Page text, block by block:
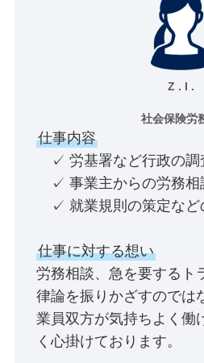
Z . I .
社会保険労
仕事内容
✓ 労基署など行政の調
✓ 事業主からの労務相
✓ 就業規則の策定など
仕事に対する想い
労務相談、急を要するト
律論を振りかざすのでは
業員双方が気持ちよく働
く心掛けております。